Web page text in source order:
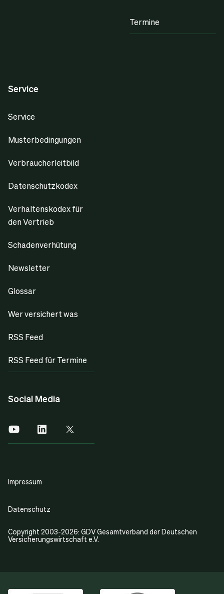
Termine
Service
Service
Musterbedingungen
Verbraucherleitbild
Datenschutzkodex
Verhaltenskodex für
den Vertrieb
Schadenverhütung
Newsletter
Glossar
Wer versichert was
RSS Feed
RSS Feed für Termine
Social Media
Copyright 2003-2026: GDV Gesamtverband der Deutschen
Versicherungswirtschaft e.V.
Impressum
Datenschutz